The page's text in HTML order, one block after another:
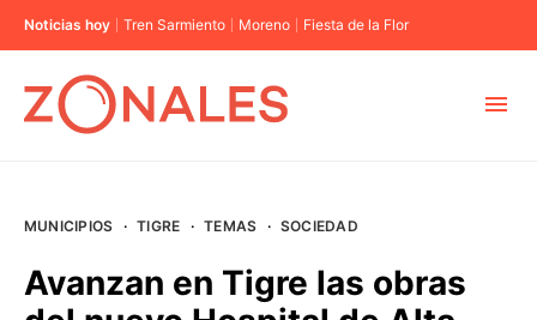
Noticias hoy Tren Sarmiento Moreno Fiesta de la Flor
MUNICIPIOS · TIGRE · TEMAS · SOCIEDAD
Avanzan en Tigre las obras